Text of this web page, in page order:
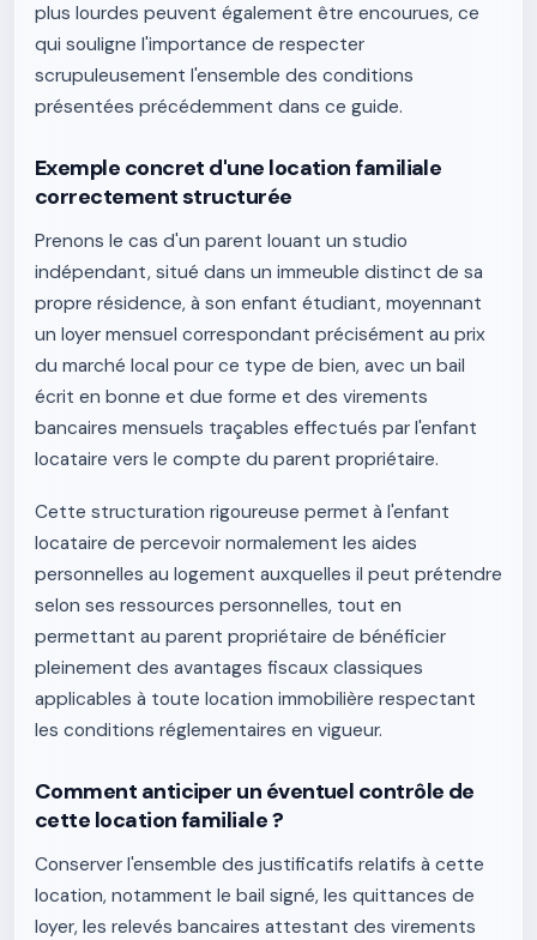
plus lourdes peuvent également être encourues, ce
qui souligne l'importance de respecter
scrupuleusement l'ensemble des conditions
présentées précédemment dans ce guide.
Exemple concret d'une location familiale
correctement structurée
Prenons le cas d'un parent louant un studio
indépendant, situé dans un immeuble distinct de sa
propre résidence, à son enfant étudiant, moyennant
un loyer mensuel correspondant précisément au prix
du marché local pour ce type de bien, avec un bail
écrit en bonne et due forme et des virements
bancaires mensuels traçables effectués par l'enfant
locataire vers le compte du parent propriétaire.
Cette structuration rigoureuse permet à l'enfant
locataire de percevoir normalement les aides
personnelles au logement auxquelles il peut prétendre
selon ses ressources personnelles, tout en
permettant au parent propriétaire de bénéficier
pleinement des avantages fiscaux classiques
applicables à toute location immobilière respectant
les conditions réglementaires en vigueur.
Comment anticiper un éventuel contrôle de
cette location familiale ?
Conserver l'ensemble des justificatifs relatifs à cette
location, notamment le bail signé, les quittances de
loyer, les relevés bancaires attestant des virements